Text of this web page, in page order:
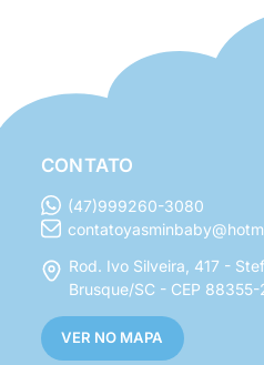
CONTATO
(47)999260-3080
Rod. Ivo Silveira, 417 -
Brusque/SC - CEP
VER NO MAPA